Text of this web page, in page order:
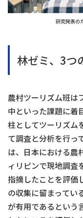
研究発表の
林ゼミ、3つ
農村ツーリズム班は
中といった課題に着
柱としてツーリズム
て調査と分析を行っ
は、日本における農
ィリピンで現地調査
指摘したことを評価
の収集に留まってい
が有用であるという